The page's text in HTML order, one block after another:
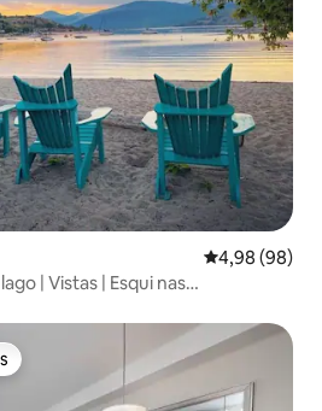
4,98 de uma
4,98 (98)
| Vistas | Esqui nas